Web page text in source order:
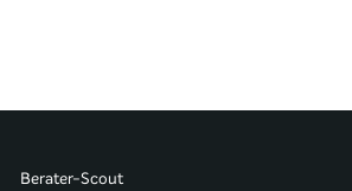
Berater-Scout